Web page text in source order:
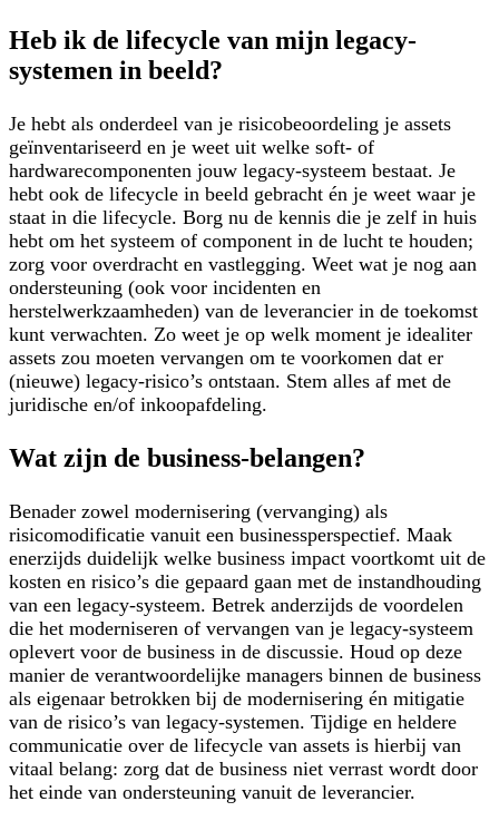
Heb ik de lifecycle van mijn legacy-
systemen in beeld?
Je hebt als onderdeel van je risicobeoordeling je assets
geïnventariseerd en je weet uit welke soft- of
hardwarecomponenten jouw legacy-systeem bestaat. Je
hebt ook de lifecycle in beeld gebracht én je weet waar je
staat in die lifecycle. Borg nu de kennis die je zelf in huis
hebt om het systeem of component in de lucht te houden;
zorg voor overdracht en vastlegging. Weet wat je nog aan
ondersteuning (ook voor incidenten en
herstelwerkzaamheden) van de leverancier in de toekomst
kunt verwachten. Zo weet je op welk moment je idealiter
assets zou moeten vervangen om te voorkomen dat er
(nieuwe) legacy-risico’s ontstaan. Stem alles af met de
juridische en/of inkoopafdeling.
Wat zijn de business-belangen?
Benader zowel modernisering (vervanging) als
risicomodificatie vanuit een businessperspectief. Maak
enerzijds duidelijk welke business impact voortkomt uit de
kosten en risico’s die gepaard gaan met de instandhouding
van een legacy-systeem. Betrek anderzijds de voordelen
die het moderniseren of vervangen van je legacy-systeem
oplevert voor de business in de discussie. Houd op deze
manier de verantwoordelijke managers binnen de business
als eigenaar betrokken bij de modernisering én mitigatie
van de risico’s van legacy-systemen. Tijdige en heldere
communicatie over de lifecycle van assets is hierbij van
vitaal belang: zorg dat de business niet verrast wordt door
het einde van ondersteuning vanuit de leverancier.